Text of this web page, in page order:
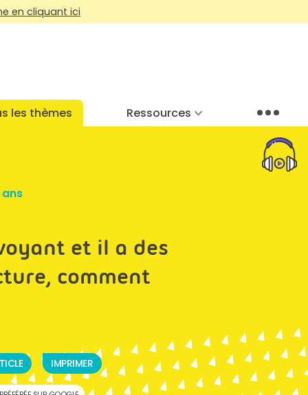
en cliquant ici
les thèmes Ressources Menu
et il a des
comment
IMPRIMER